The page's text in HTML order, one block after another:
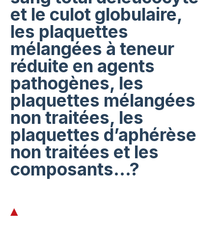
et le culot globulaire,
les plaquettes
mélangées à teneur
réduite en agents
pathogènes, les
plaquettes mélangées
non traitées, les
plaquettes d’aphérèse
non traitées et les
composants...?